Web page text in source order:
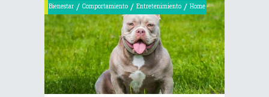
Bienestar / Comportamiento / Entretenimiento / Home